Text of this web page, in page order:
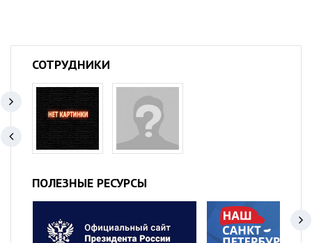
СОТРУДНИКИ
ПОЛЕЗНЫЕ РЕСУРСЫ